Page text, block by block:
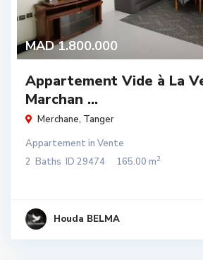
MAD 1.800.000
Appartement Vide à La
Marchan ...
Merchane, Tanger
Appartement in Vente
2 Baths ID 29474 165.00 m2
Houda BELMA